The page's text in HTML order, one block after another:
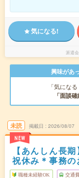
気になる!
派遣
興味があ
「気にな
「面談確
未読
NEW
掲載日 2026/08/07
【あんしん長
祝休み＊事務の
職種未経験OK 交通